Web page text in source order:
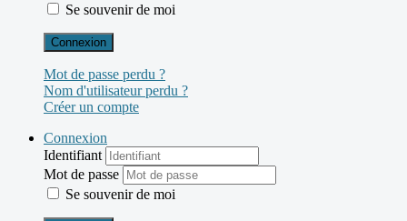
Se souvenir de moi
Connexion
Mot de passe perdu ?
Nom d'utilisateur perdu ?
Créer un compte
Connexion
Identifiant
Mot de passe
Se souvenir de moi